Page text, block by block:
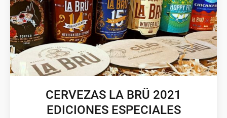
CERVEZAS LA BRÜ 2021
EDICIONES ESPECIALES